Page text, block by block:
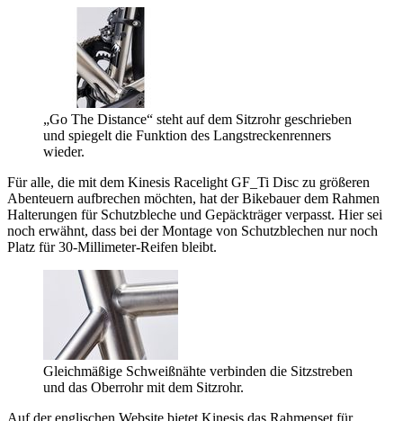
„Go The Distance“ steht auf dem Sitzrohr geschrieben
und spiegelt die Funktion des Langstreckenrenners
wieder.
Für alle, die mit dem Kinesis Racelight GF_Ti Disc zu größeren
Abenteuern aufbrechen möchten, hat der Bikebauer dem Rahmen
Halterungen für Schutzbleche und Gepäckträger verpasst. Hier sei
noch erwähnt, dass bei der Montage von Schutzblechen nur noch
Platz für 30-Millimeter-Reifen bleibt.
Gleichmäßige Schweißnähte verbinden die Sitzstreben
und das Oberrohr mit dem Sitzrohr.
Auf der englischen Website bietet Kinesis das Rahmenset für